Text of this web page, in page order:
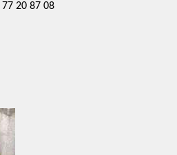
77 20 87 08